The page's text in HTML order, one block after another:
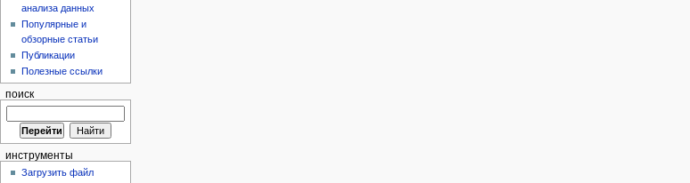
анализа данных
Популярные и
обзорные статьи
Публикации
Полезные ссылки
поиск
инструменты
Загрузить файл